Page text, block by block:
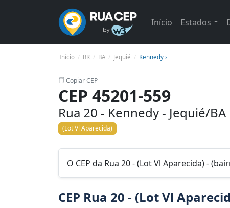
Início Estados
Início BR BA Jequié Kennedy ›
Copiar CEP
CEP 45201-559
Rua 20 - Kennedy - Jequié/BA
(Lot Vl Aparecida)
O CEP da Rua 20 - (Lot Vl Aparecida) -
CEP Rua 20 - (Lot Vl